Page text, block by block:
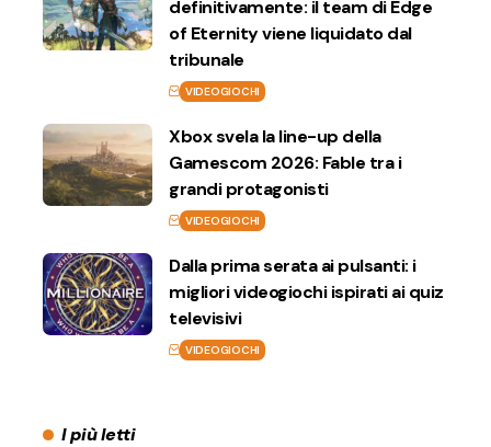
definitivamente: il team di Edge
of Eternity viene liquidato dal
tribunale
VIDEOGIOCHI
Xbox svela la line-up della
Gamescom 2026: Fable tra i
grandi protagonisti
VIDEOGIOCHI
Dalla prima serata ai pulsanti: i
migliori videogiochi ispirati ai quiz
televisivi
VIDEOGIOCHI
I più letti